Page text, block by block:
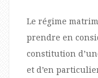
Le régime
prendre en
constitution
et d’en